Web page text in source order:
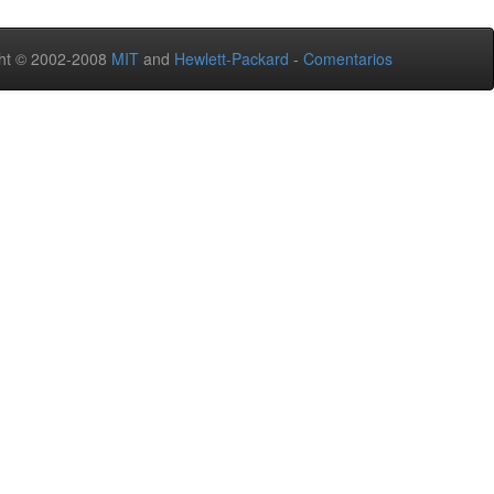
© 2002-2008 MIT and Hewlett-Packard - Comentarios